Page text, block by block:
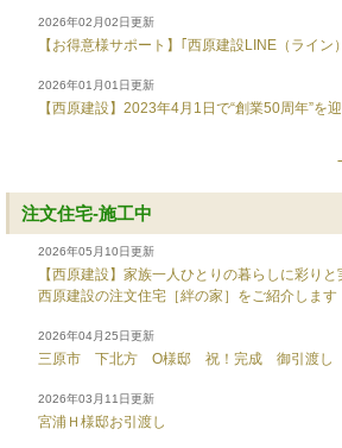
2026年02月02日更新
【お得意様サポート】｢西原建設LINE（ライン
2026年01月01日更新
【西原建設】2023年4月1日で“創業50周年”を
注文住宅-施工中
2026年05月10日更新
【西原建設】家族一人ひとりの暮らしに彩り
西原建設の注文住宅［絆の家］をご紹介します
2026年04月25日更新
三原市 下北方 O様邸 祝！完成 御引渡し
2026年03月11日更新
宮浦Ｈ様邸お引渡し